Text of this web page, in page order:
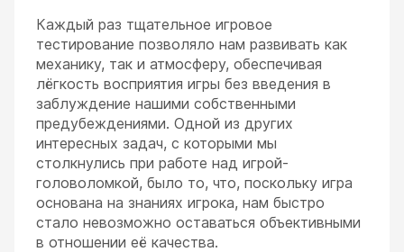
Каждый раз тщательное игровое
тестирование позволяло нам развивать как
механику, так и атмосферу, обеспечивая
лёгкость восприятия игры без введения в
заблуждение нашими собственными
предубеждениями. Одной из других
интересных задач, с которыми мы
столкнулись при работе над игрой-
головоломкой, было то, что, поскольку игра
основана на знаниях игрока, нам быстро
стало невозможно оставаться объективными
в отношении её качества.